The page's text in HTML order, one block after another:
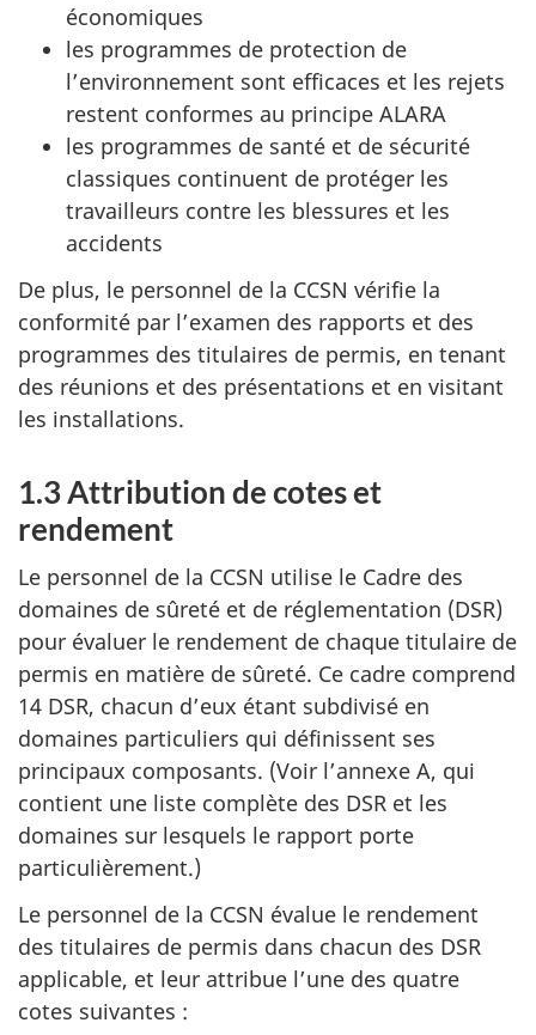
économiques
les programmes de protection de
l’environnement sont efficaces et les rejets
restent conformes au principe ALARA
les programmes de santé et de sécurité
classiques continuent de protéger les
travailleurs contre les blessures et les
accidents
De plus, le personnel de la CCSN vérifie la
conformité par l’examen des rapports et des
programmes des titulaires de permis, en tenant
des réunions et des présentations et en visitant
les installations.
1.3 Attribution de cotes et
rendement
Le personnel de la CCSN utilise le Cadre des
domaines de sûreté et de réglementation (DSR)
pour évaluer le rendement de chaque titulaire de
permis en matière de sûreté. Ce cadre comprend
14 DSR, chacun d’eux étant subdivisé en
domaines particuliers qui définissent ses
principaux composants. (Voir l’annexe A, qui
contient une liste complète des DSR et les
domaines sur lesquels le rapport porte
particulièrement.)
Le personnel de la CCSN évalue le rendement
des titulaires de permis dans chacun des DSR
applicable, et leur attribue l’une des quatre
cotes suivantes :